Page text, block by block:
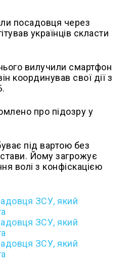
посадовця через
українців скласти
вилучили смартфон
координував свої дії з
про підозру у
під вартою без
Йому загрожує
волі з конфіскацією